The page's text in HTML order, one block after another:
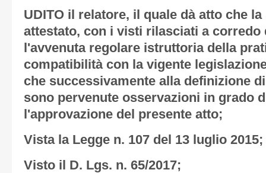
UDITO il relatore, il quale dà atto che
attestato, con i visti rilasciati a corredo
l'avvenuta regolare istruttoria della
compatibilità con la vigente
che successivamente alla definizione
sono pervenute osservazioni in grado
l'approvazione del presente atto;
Vista la Legge n. 107 del 13 luglio 2015;
Visto il D. Lgs. n. 65/2017;